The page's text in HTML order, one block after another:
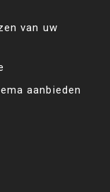
van uw
aanbieden